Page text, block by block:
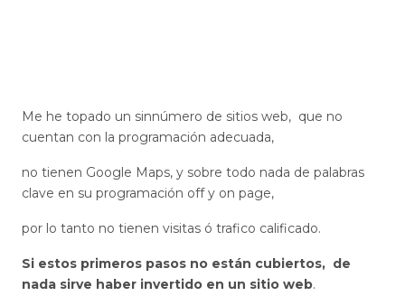
Me he topado un sinnúmero de sitios web, que no
cuentan con la programación adecuada,
no tienen Google Maps, y sobre todo nada de palabras
clave en su programación off y on page,
por lo tanto no tienen visitas ó trafico calificado.
Si estos primeros pasos no están cubiertos, de
nada sirve haber invertido en un sitio web.